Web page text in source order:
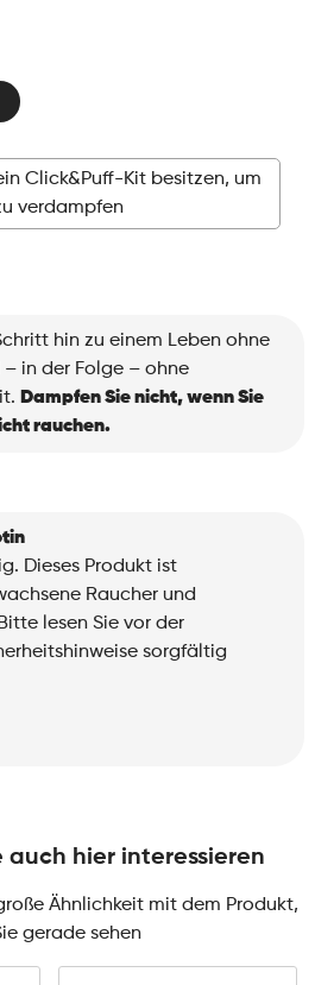
Click&Puff-Kit besitzen, um
verdampfen
hin zu einem Leben ohne
– in der Folge – ohne
Dampfen Sie nicht, wenn Sie
rauchen.
Dieses Produkt ist
Raucher und
lesen Sie vor der
sorgfältig
auch hier interessieren
Ähnlichkeit mit dem Produkt,
gerade sehen